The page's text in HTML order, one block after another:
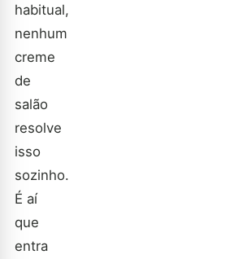
habitual,
nenhum
creme
de
salão
resolve
isso
sozinho.
É aí
que
entra